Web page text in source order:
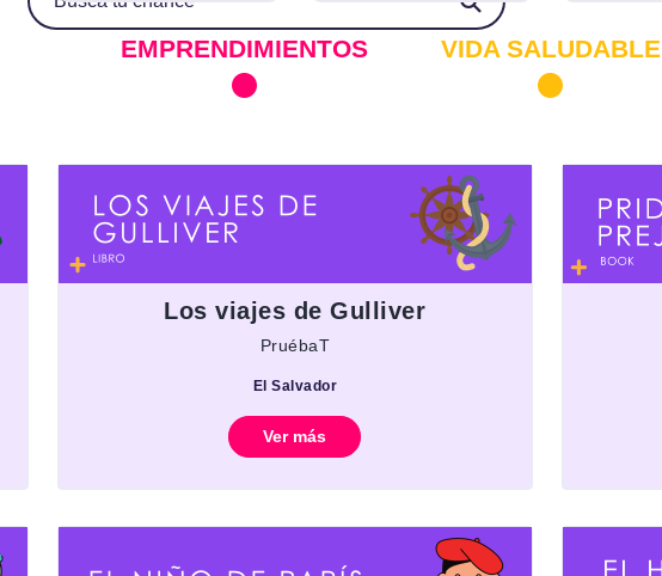
EMPRENDIMIENTOS VIDA SALUDABLE
Los viajes de Gulliver
PruébaT
El Salvador
Ver más